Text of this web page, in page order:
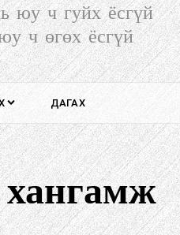
юу ч гуйх ёсгүй
ч өгөх ёсгүй
ДАГАХ